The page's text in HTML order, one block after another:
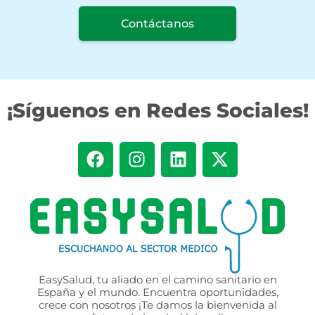
Contáctanos
¡Síguenos en Redes Sociales!
EasySalud, tu aliado en el camino sanitario en
España y el mundo. Encuentra oportunidades,
crece con nosotros ¡Te damos la bienvenida al